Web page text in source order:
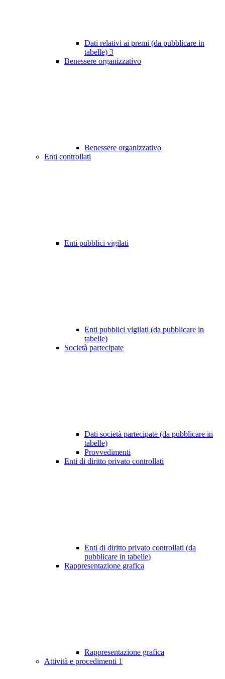
Dati relativi ai premi (da pubblicare in
tabelle) 3
Benessere organizzativo
Benessere organizzativo
Enti controllati
Enti pubblici vigilati
Enti pubblici vigilati (da pubblicare in
tabelle)
Società partecipate
Dati società partecipate (da pubblicare in
tabelle)
Provvedimenti
Enti di diritto privato controllati
Enti di diritto privato controllati (da
pubblicare in tabelle)
Rappresentazione grafica
Rappresentazione grafica
Attività e procedimenti 1